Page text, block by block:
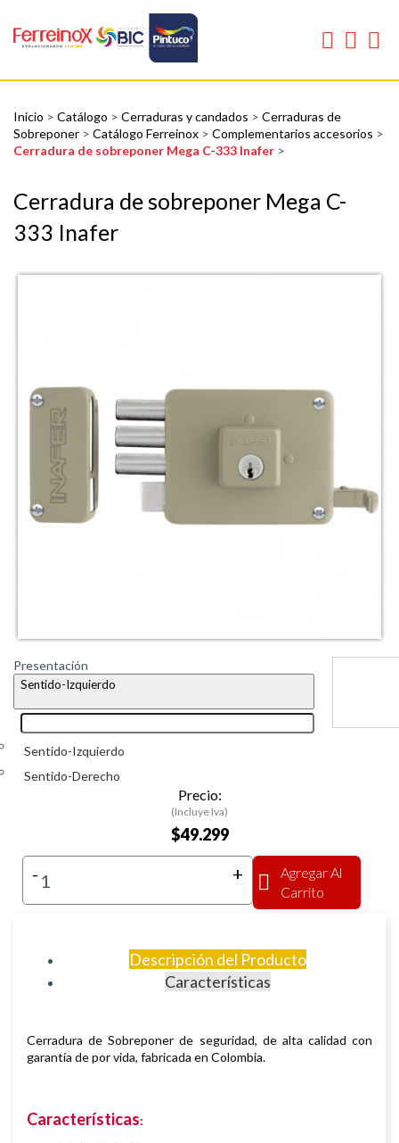
Inicio > Catálogo > Cerraduras y candados > Cerraduras de
Sobreponer > Catálogo Ferreinox > Complementarios accesorios >
Cerradura de sobreponer Mega C-333 Inafer >
Cerradura de sobreponer Mega C-
333 Inafer
Presentación
Sentido-Izquierdo
Sentido-Izquierdo
Sentido-Derecho
Precio:
(Incluye Iva)
$49.299
- +
Agregar Al
Carrito
Descripción del Producto
Características
Cerradura de Sobreponer de seguridad, de alta calidad con
garantía de por vida, fabricada en Colombia.
Características: